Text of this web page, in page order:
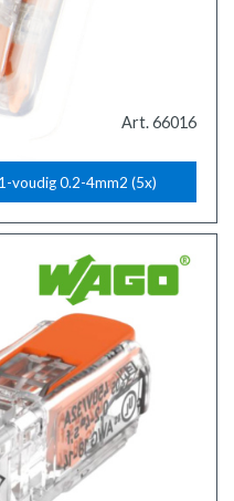
Art. 66016
voudig 0.2-4mm2 (5x)